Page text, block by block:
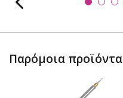
Παρόμοια προϊόντα